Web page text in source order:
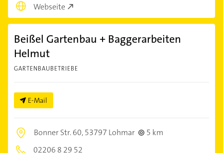
Webseite
Beißel Gartenbau + Baggerarbeiten
Helmut
GARTENBAUBETRIEBE
E-Mail
Bonner Str. 60,53797 Lohmar
5 km
02206 8 29 52